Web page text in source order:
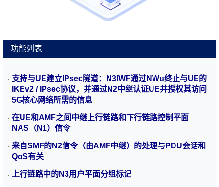
功能列表
支持与UE建立IPsec隧道：N3IWF通过NWu终止与UE的
IKEv2 / IPsec协议，并通过N2中继认证UE并授权其访问
5G核心网络所需的信息
在UE和AMF之间中继上行链路和下行链路控制平面
NAS（N1）信令
来自SMF的N2信令（由AMF中继）的处理与PDU会话和
QoS有关
上行链路中的N3用户平面分组标记
PCF（Policy Control Function，策略控制功能）为策略控制
功能实体。支持统一的策略框架并管理网络行为，向网络实
PCF只能访问和其相同PLMN的NDR。
查看更多